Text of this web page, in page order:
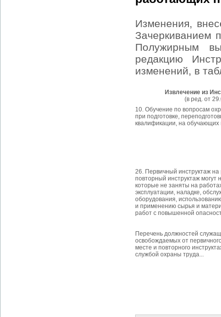
Изменения,
Зачеркиванием
Полужирным
редакцию
изменений, в
Извлечение из
(в ред. от
10. Обучение по вопросам
при подготовке,
квалификации, на обучающих
26. Первичный инструктаж
повторный инструктаж могут
которые не заняты на
эксплуатации, наладке,
оборудования,
и применению сырья и
работ с повышенной
Перечень должностей
освобождаемых от
месте и повторного
службой охраны труда...